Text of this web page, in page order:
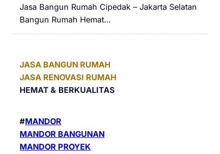
Jasa Bangun Rumah Cipedak – Jakarta Selatan
Bangun Rumah Hemat…
JASA BANGUN RUMAH
JASA RENOVASI RUMAH
HEMAT & BERKUALITAS
#MANDOR
MANDOR BANGUNAN
MANDOR PROYEK